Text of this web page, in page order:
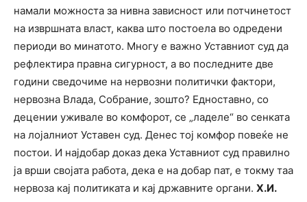
намали можноста за нивна зависност или потчинетост
на извршната власт, каква што постоела во одредени
периоди во минатото. Многу е важно Уставниот суд да
рефлектира правна сигурност, а во последните две
години сведочиме на нервозни политички фактори,
нервозна Влада, Собрание, зошто? Едноставно, со
децении уживале во комфорот, се „ладеле“ во сенката
на лојалниот Уставен суд. Денес тој комфор повеќе не
постои. И најдобар доказ дека Уставниот суд правилно
ја врши својата работа, дека е на добар пат, е токму таа
нервоза кај политиката и кај државните органи. Х.И.